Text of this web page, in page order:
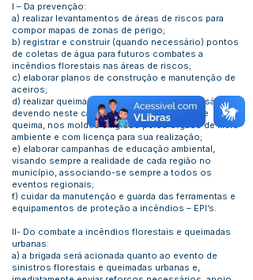
I – Da prevenção:
a) realizar levantamentos de áreas de riscos para
compor mapas de zonas de perigo;
b) registrar e construir (quando necessário) pontos
de coletas de água para futuros combates a
incêndios florestais nas áreas de riscos;
c) elaborar planos de construção e manutenção de
aceiros;
d) realizar queima controlada, quando necessário,
devendo neste caso, ser elaborado plano de
queima, nos moldes exigidos pelos órgãos de meio
ambiente e com licença para sua realização;
e) elaborar campanhas de educação ambiental,
visando sempre a realidade de cada região no
município, associando-se sempre a todos os
eventos regionais;
f) cuidar da manutenção e guarda das ferramentas e
equipamentos de proteção a incêndios – EPI’s.
II- Do combate a incêndios florestais e queimadas
urbanas:
a) a brigada será acionada quanto ao evento de
sinistros florestais e queimadas urbanas e,